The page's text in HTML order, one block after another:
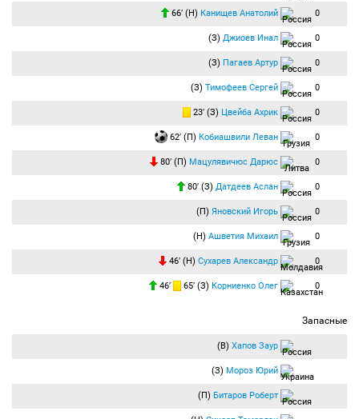
66′ (Н) Канищев Анатолий 0
(З) Джиоев Инал 0
(З) Пагаев Артур 0
(З) Тимофеев Сергей 0
23′ (З) Цвейба Ахрик 0
62′ (П) Кобиашвили Леван 0
80′ (П) Мацулявичюс Дарюс 0
80′ (З) Датдеев Аслан 0
(П) Яновский Игорь 0
(Н) Ашветия Михаил 0
46′ (Н) Сухарев Александр 0
46′ 65′ (З) Корниенко Олег 0
Запасные
(В) Хапов Заур
(З) Мороз Юрий
(П) Битаров Роберт